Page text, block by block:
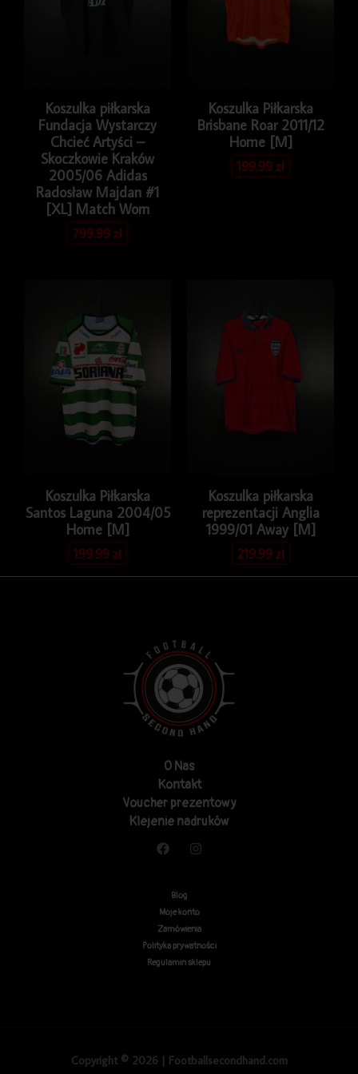
Koszulka piłkarska
Fundacja Wystarczy
Chcieć Artyści –
Skoczkowie Kraków
2005/06 Adidas
Radosław Majdan #1
[XL] Match Worn
799.99zł
Koszulka Piłkarska
Brisbane Roar 2011/12
Home [M]
199.99zł
Koszulka Piłkarska
Santos Laguna 2004/05
Home [M]
199.99zł
Koszulka piłkarska
reprezentacji Anglia
1999/01 Away [M]
219.99zł
O Nas
Kontakt
Voucher prezentowy
Klejenie nadruków
Blog
Moje konto
Zamówienia
Polityka prywatności
Regulamin sklepu
Copyright © 2026 | Footballsecondhand.com